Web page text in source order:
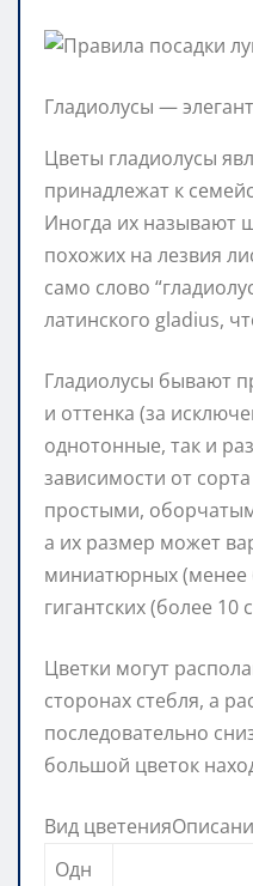
Гладиолусы —
Цветы гладиолусы
принадлежат к
Иногда их называют
похожих на лезвия
само слово
латинского gladius,
Гладиолусы бывают
и оттенка (за
однотонные, так и
зависимости от
простыми,
а их размер может
миниатюрных (менее
гигантских (более 10
Цветки могут
сторонах стебля, а
последовательно
большой цветок
Вид
Одн